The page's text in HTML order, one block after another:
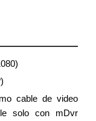
cable de video
solo con mDvr